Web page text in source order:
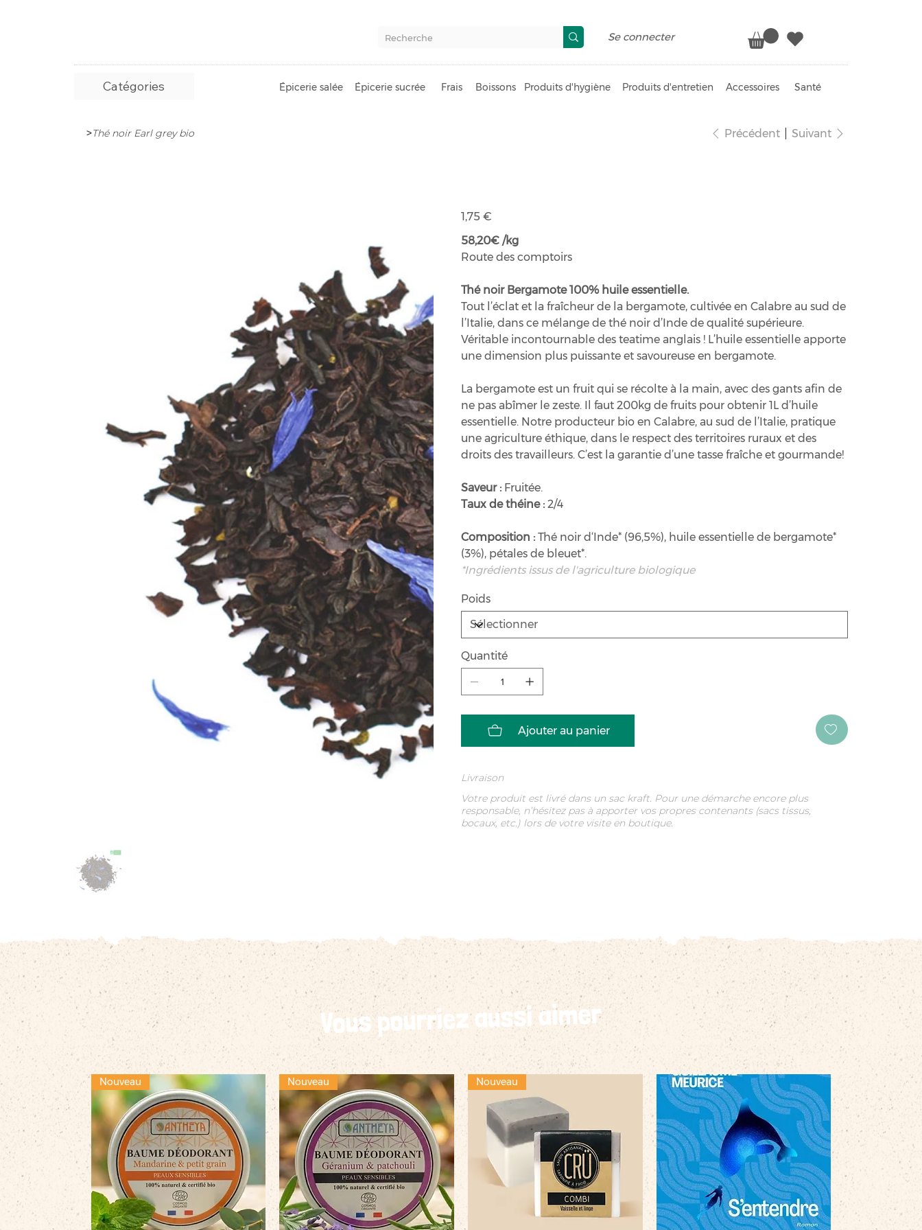
Catégories Épicerie salée Épicerie sucrée Frais Boissons Produits d'hygiène Produits d'entretien Accessoires Santé
Se connecter
>Thé noir Earl grey bio Précédent Suivant
Prix
1,75 €
58,20€ /kg
Route des comptoirs
Thé noir Bergamote 100% huile essentielle.
Tout l’éclat et la fraîcheur de la bergamote, cultivée en Calabre au sud de
l’Italie, dans ce mélange de thé noir d’Inde de qualité supérieure.
Véritable incontournable des teatime anglais ! L’huile essentielle apporte
une dimension plus puissante et savoureuse en bergamote.
La bergamote est un fruit qui se récolte à la main, avec des gants afin de
ne pas abîmer le zeste. Il faut 200kg de fruits pour obtenir 1L d’huile
essentielle. Notre producteur bio en Calabre, au sud de l’Italie, pratique
une agriculture éthique, dans le respect des territoires ruraux et des
droits des travailleurs. C’est la garantie d’une tasse fraîche et gourmande!
Saveur : Fruitée.
Taux de théine : 2/4
Composition : Thé noir d‘Inde* (96,5%), huile essentielle de bergamote*
(3%), pétales de bleuet*.
*Ingrédients issus de l'agriculture biologique
Poids
Quantité
Ajouter au panier
Livraison
Votre produit est livré dans un sac kraft. Pour une démarche encore plus
responsable, n’hésitez pas à apporter vos propres contenants (sacs tissus,
bocaux, etc.) lors de votre visite en boutique.
Vous pourriez aussi aimer
Nouveau Nouveau Nouveau